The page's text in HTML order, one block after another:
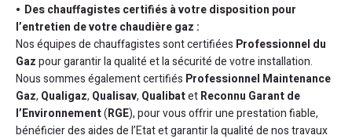
Des chauffagistes certifiés à votre disposition pour
l’entretien de votre chaudière gaz :
Nos équipes de chauffagistes sont certifiées Professionnel du
Gazpour garantir la qualité et la sécurité de votre installation.
Nous sommes également certifiés Professionnel Maintenance
Gaz, Qualigaz, Qualisav, QualibatetReconnu Garant de
l’Environnement(RGE), pour vous offrir une prestation fiable,
bénéficier des aides de l’Etat et garantir la qualité de nos travaux